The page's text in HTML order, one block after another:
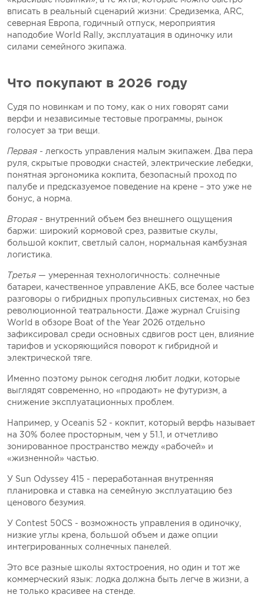
вписать в реальный сценарий жизни: Средиземка, ARC,
северная Европа, годичный отпуск, мероприятия
наподобие World Rally, эксплуатация в одиночку или
силами семейного экипажа.
Что покупают в 2026 году
Судя по новинкам и по тому, как о них говорят сами
верфи и независимые тестовые программы, рынок
голосует за три вещи.
Первая - легкость управления малым экипажем. Два пера
руля, скрытые проводки снастей, электрические лебедки,
понятная эргономика кокпита, безопасный проход по
палубе и предсказуемое поведение на крене – это уже не
бонус, а норма.
Вторая - внутренний объем без внешнего ощущения
баржи: широкий кормовой срез, развитые скулы,
большой кокпит, светлый салон, нормальная камбузная
логистика.
Третья — умеренная технологичность: солнечные
батареи, качественное управление АКБ, все более частые
разговоры о гибридных пропульсивных системах, но без
революционной театральности. Даже журнал Cruising
World в обзоре Boat of the Year 2026 отдельно
зафиксировал среди основных сдвигов рост цен, влияние
тарифов и ускоряющийся поворот к гибридной и
электрической тяге.
Именно поэтому рынок сегодня любит лодки, которые
выглядят современно, но «продают» не футуризм, а
снижение эксплуатационных проблем.
Например, у Oceanis 52 - кокпит, который верфь называет
на 30% более просторным, чем у 51.1, и отчетливо
зонированное пространство между «рабочей» и
«жизненной» частью.
У Sun Odyssey 415 - переработанная внутренняя
планировка и ставка на семейную эксплуатацию без
ценового безумия.
У Contest 50CS - возможность управления в одиночку,
низкие углы крена, большой объем и даже опции
интегрированных солнечных панелей.
Это все разные школы яхтостроения, но один и тот же
коммерческий язык: лодка должна быть легче в жизни, а
не только красивее на стенде.